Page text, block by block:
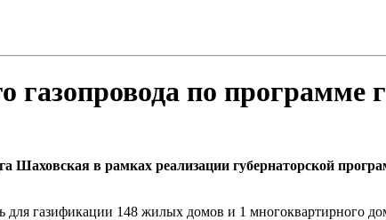
газопровода по программе
Шаховская в рамках реализации губернаторской
для газификации 148 жилых домов и 1 многоквартирного